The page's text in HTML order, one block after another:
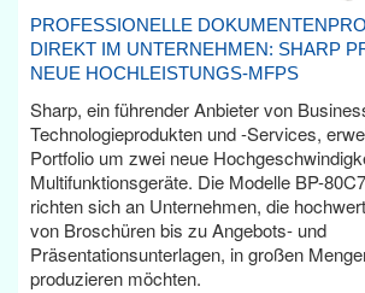
PROFESSIONELLE
DIREKT IM UNTERNEHMEN: SHARP
NEUE HOCHLEISTUNGS-MFPS
Sharp, ein führender Anbieter von
Technologieprodukten und -Services,
Portfolio um zwei neue
Multifunktionsgeräte. Die Modelle BP-
richten sich an Unternehmen, die
von Broschüren bis zu Angebots- und
Präsentationsunterlagen, in großen
produzieren möchten.